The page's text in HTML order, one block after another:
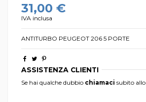
31,00 €
IVA inclusa
ANTITURBO PEUGEOT 206 5 PORTE
ASSISTENZA CLIENTI
Se hai qualche dubbio chiamaci subito allo